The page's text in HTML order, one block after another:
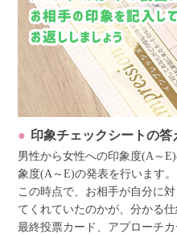
印象チェックシートの答
男性から女性への印象度(A～
象度(A～E)の発表を行います。
この時点で、お相手が自分に
てくれていたのかが、分かる仕
最終投票カード、アプローチ